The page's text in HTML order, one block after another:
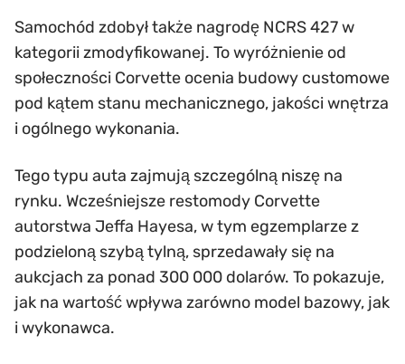
Samochód zdobył także nagrodę NCRS 427 w
kategorii zmodyfikowanej. To wyróżnienie od
społeczności Corvette ocenia budowy customowe
pod kątem stanu mechanicznego, jakości wnętrza
i ogólnego wykonania.
Tego typu auta zajmują szczególną niszę na
rynku. Wcześniejsze restomody Corvette
autorstwa Jeffa Hayesa, w tym egzemplarze z
podzieloną szybą tylną, sprzedawały się na
aukcjach za ponad 300 000 dolarów. To pokazuje,
jak na wartość wpływa zarówno model bazowy, jak
i wykonawca.